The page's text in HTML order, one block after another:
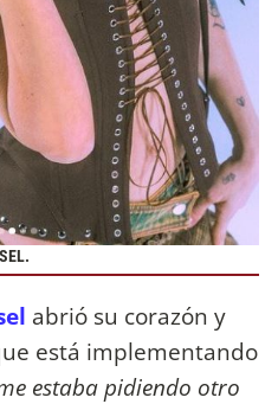
abrió su corazón y
está implementando
estaba pidiendo otro